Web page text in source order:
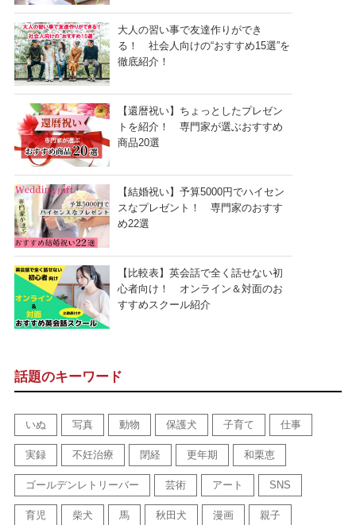
大人の習い事で友達作りができ
る！ 社会人向けの“おすすめ15選”を
徹底紹介！
【還暦祝い】ちょっとしたプレゼン
トを紹介！ 専門家が選ぶおすすめ
商品20選
【結婚祝い】予算5000円でハイセン
スなプレゼント！ 専門家のおすす
め22選
【比較表】英会話で全く話せない初
心者向け！ オンライン＆対面のお
すすめスクール紹介
話題のキーワード
いぬ 写真 動物 保護犬 子育て 仕事
実録 不妊治療 閉経 更年期 和栗恵
ゴールデンレトリーバー 芸術 アート SNS
育児 柴犬 馬 秋田犬 漫画 親子